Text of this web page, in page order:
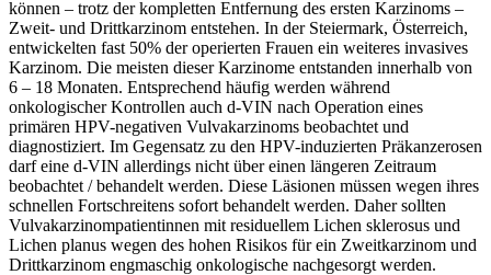
können – trotz der kompletten Entfernung des ersten Karzinoms –
Zweit- und Drittkarzinom entstehen. In der Steiermark, Österreich,
entwickelten fast 50% der operierten Frauen ein weiteres invasives
Karzinom. Die meisten dieser Karzinome entstanden innerhalb von
6 – 18 Monaten. Entsprechend häufig werden während
onkologischer Kontrollen auch d-VIN nach Operation eines
primären HPV-negativen Vulvakarzinoms beobachtet und
diagnostiziert. Im Gegensatz zu den HPV-induzierten Präkanzerosen
darf eine d-VIN allerdings nicht über einen längeren Zeitraum
beobachtet / behandelt werden. Diese Läsionen müssen wegen ihres
schnellen Fortschreitens sofort behandelt werden. Daher sollten
Vulvakarzinompatientinnen mit residuellem Lichen sklerosus und
Lichen planus wegen des hohen Risikos für ein Zweitkarzinom und
Drittkarzinom engmaschig onkologische nachgesorgt werden.